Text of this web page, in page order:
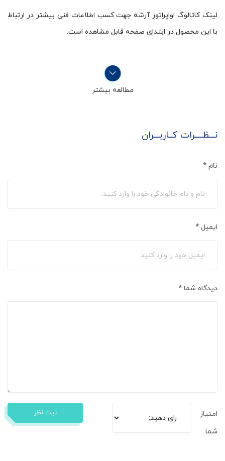
لینک کاتالوگ اواپراتور آرشه جهت کسب اطلاعات فنی بیشتر در ارتباط
با این محصول در ابتدای صفحه قابل مشاهده است.
مطالعه بیشتر
نـــظــــرات کــاربـــران
نام *
ایمیل *
دیدگاه شما *
امتیاز
شما
ثبت نظر